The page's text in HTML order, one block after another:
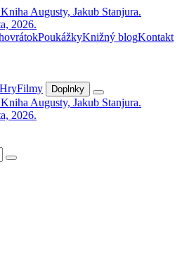
PoukážkyKnižný blogKontakt
HryFilmy Doplnky